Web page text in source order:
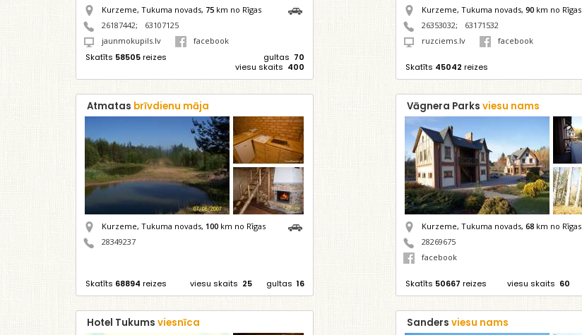
Kurzeme, Tukuma novads, 75km no Rīgas
26187442;
63107125
jaunmokupils.lv
facebook
Skatīts 58505reizes gultas 70
viesu skaits 400
Kurzeme, Tukuma novads,90 km no Rīgas
26353032;
63171532
ruzciems.lv
facebook
Skatīts 45042 reizes
Atmatas brīvdienu māja
Kurzeme, Tukuma novads, 100km no Rīgas
28349237
Skatīts 68894 reizes gultas 16
viesu skaits 25
Vāgnera Parksviesu nams
Kurzeme, Tukuma novads,68 km no Rīgas
28269675
facebook
Skatīts 50667 reizes viesu skaits 60
Hotel Tukums viesnīca Sandersviesu nams